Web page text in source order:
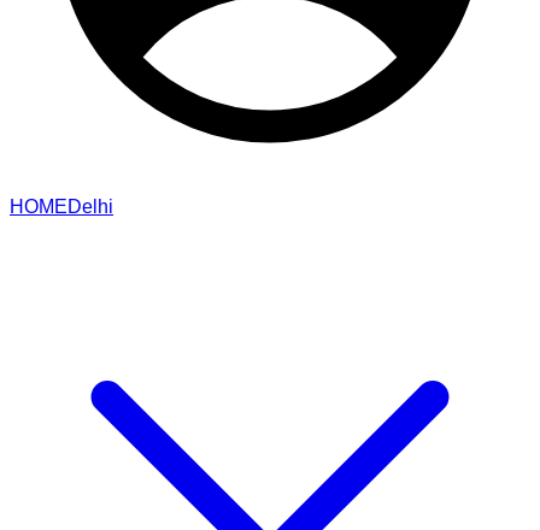
HOMEDelhi